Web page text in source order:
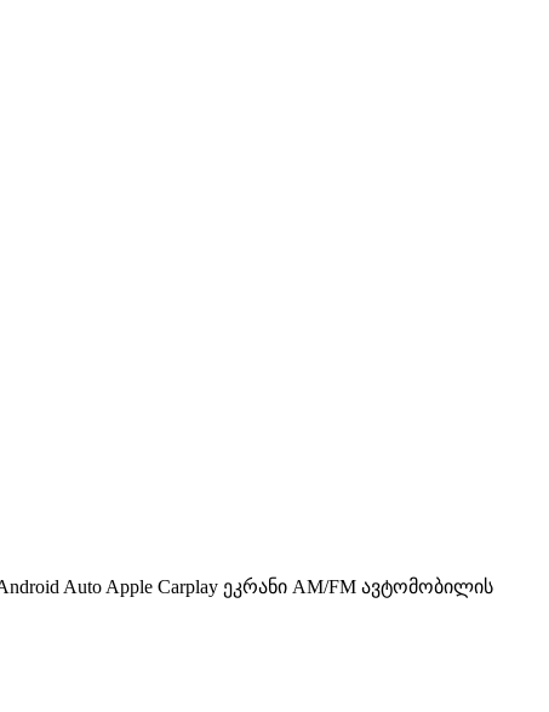
Auto Apple Carplay ეკრანი AM/FM ავტომობილის